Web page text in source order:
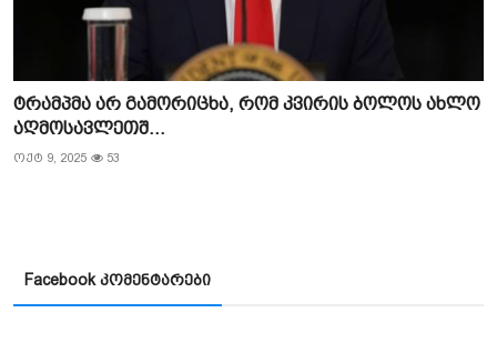
ტრამპმა არ გამორიცხა, რომ კვირის ბოლოს ახლო
აღმოსავლეთშ...
ოქტ 9, 2025 53
Facebook კომენტარები